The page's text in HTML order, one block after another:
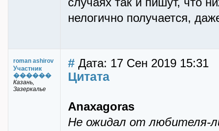
нелогично получается,
roman ashirov
Участник
������
Казань,
Зазеркалье
# Дата: 17 Сен 2019 15:31
Цитата
Anaxagoras
Не ожидал от любителя-